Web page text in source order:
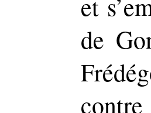
et
de